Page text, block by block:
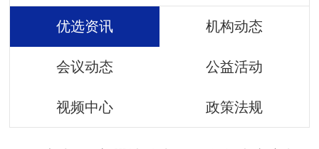
优选资讯 机构动态
会议动态 公益活动
视频中心 政策法规